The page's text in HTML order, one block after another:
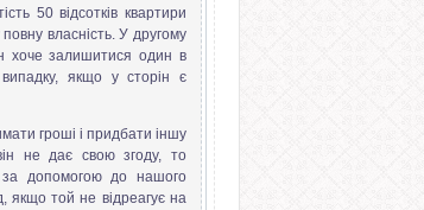
50 відсотків квартири
власність. У другому
хоче залишитися один в
випадку, якщо у сторін є
гроші і придбати іншу
не дає свою згоду, то
за допомогою до нашого
якщо той не відреагує на